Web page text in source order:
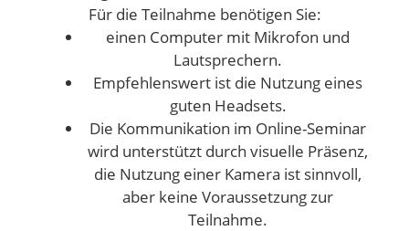
Für die Teilnahme benötigen Sie:
einen Computer mit Mikrofon und
Lautsprechern.
Empfehlenswert ist die Nutzung eines
guten Headsets.
Die Kommunikation im Online-Seminar
wird unterstützt durch visuelle Präsenz,
die Nutzung einer Kamera ist sinnvoll,
aber keine Voraussetzung zur
Teilnahme.